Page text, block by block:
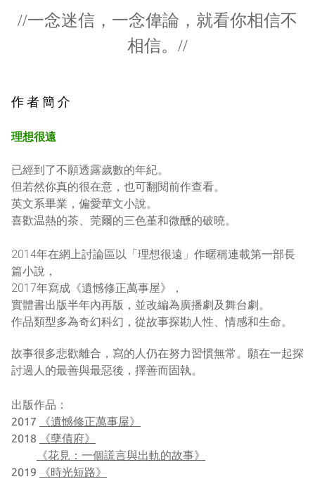
//一念迷信，一念偉論，就看你相信不
相信。//
作 者 簡 介
理想很遠
已經到了不願透露歲數的年紀。
但若然你真的很在意，也可翻閱前作查看。
英文系畢業，偏愛華文小說。
喜歡温熱的茶、莞爾的三色堇和微醺的破曉。
2014年在網上討論區以「理想很遠」作暱稱連載第一部長
篇小說，
2017年寫成《遺憾修正萬事屋》，
實體書出版半年內再版， 並改編為廣播劇及舞台劇。
作品類型多為奇幻科幻， 從故事探勘人性、情感和生命。
故事很多悲歡離合，寫的人仍在努力習慣無常。 願在一起探
討過人的最善與最惡後 ，擇善而固執。
出版作品：
2017
《遺憾修正萬事屋》
2018
《孽債府》
《花見：一個謊言與出軌的故事》
2019
《時光短路》